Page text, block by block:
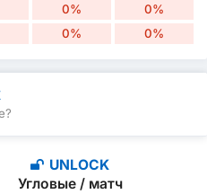
0% 0%
0% 0%
UNLOCK
Угловые / матч